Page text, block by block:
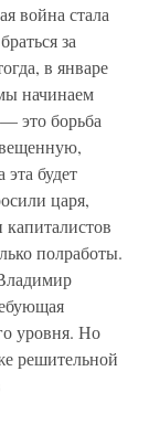
война стала
за
в январе
начинаем
это борьба
будет
царя,
полработы.
уровня. Но
решительной